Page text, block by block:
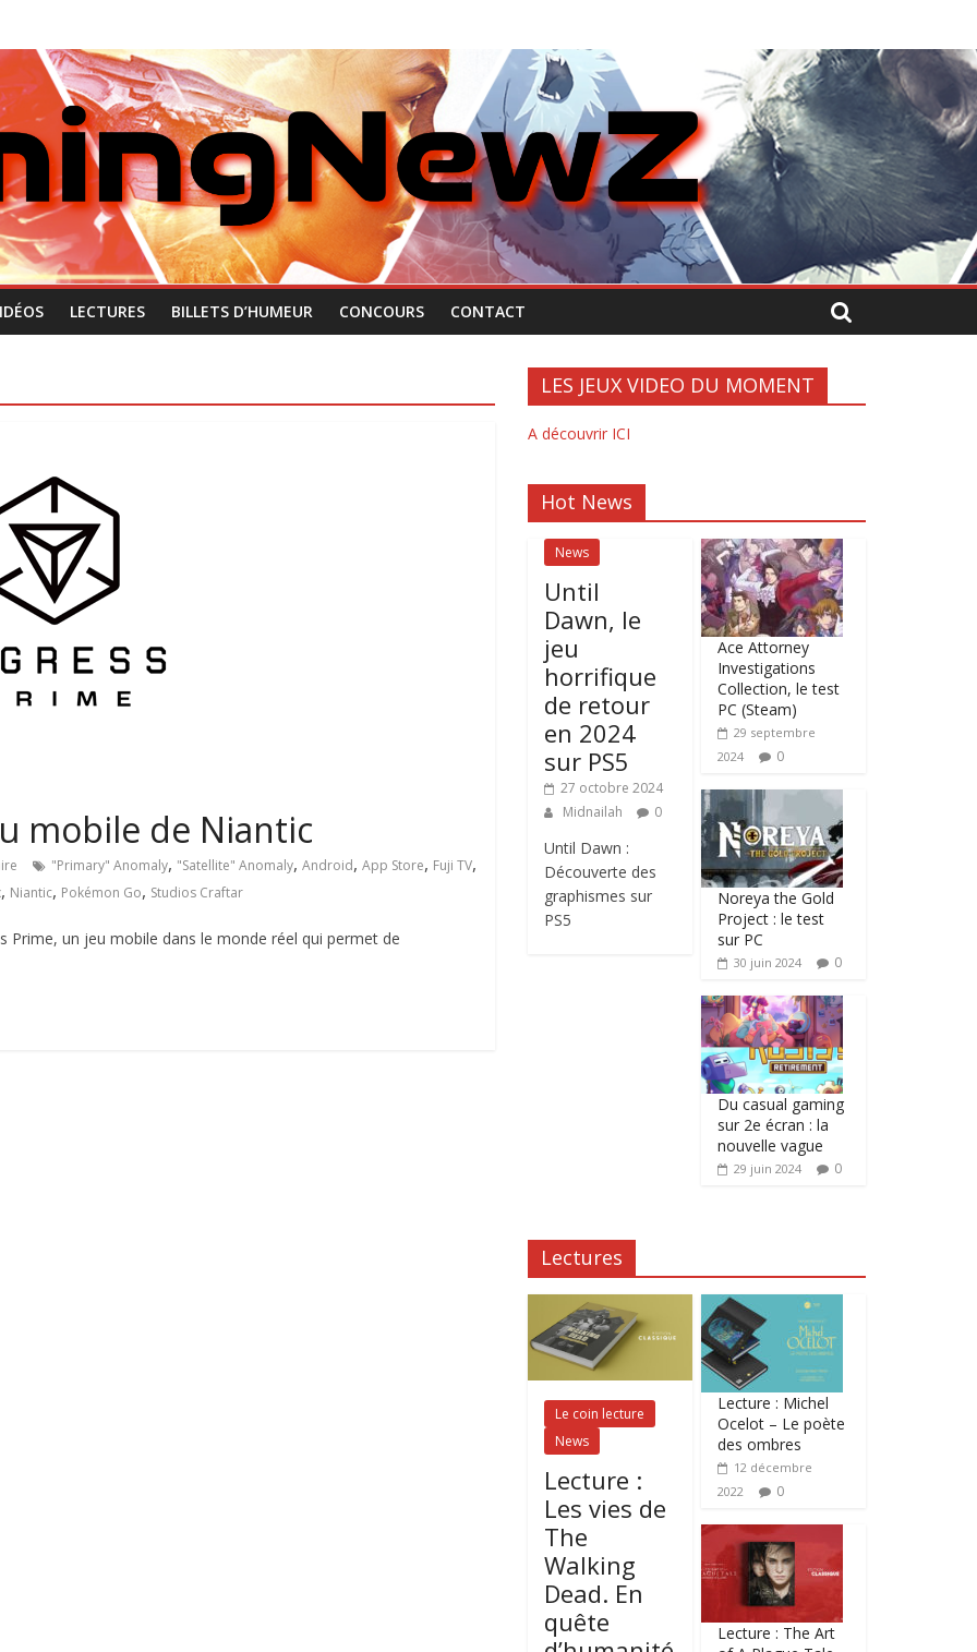
LECTURES BILLETS D’HUMEUR CONCOURS CONTACT
mobile de Niantic
"Primary" Anomaly, "Satellite" Anomaly, Android, App Store, Fuji TV,
, Niantic, Pokémon Go, Studios Craftar
Prime, un jeu mobile dans le monde réel qui permet de
LES JEUX VIDEO DU MOMENT
A découvrir ICI
Hot News
News
Until
Dawn, le
jeu
horrifique
de retour
en 2024
sur PS5
27 octobre 2024
Midnailah
0
Until Dawn :
Découverte des
graphismes sur
PS5
Ace Attorney
Investigations
Collection, le test
PC (Steam)
29 septembre
2024
0
Noreya the Gold
Project : le test
sur PC
30 juin 2024 0
Du casual gaming
sur 2e écran : la
nouvelle vague
29 juin 2024 0
Lectures
Le coin lecture
News
Lecture :
Les vies de
The
Walking
Dead. En
quête
Lecture : Michel
Ocelot – Le poète
des ombres
12 décembre
2022
0
Lecture : The Art